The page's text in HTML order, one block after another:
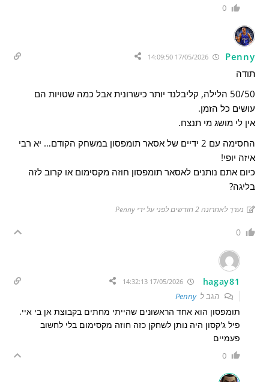
0
Penny
תודה
50/50 הלילה, קליבלנד יותר כישרונית אבל כמה שטויות הם
עושים כל הזמן.
אין לי מושג מי תנצח.
החסימה עם 2 ידיים של אסאר תומפסון במשחק הקודם… יא רבי
איזה יופי!
כיום אתם נותנים לאסאר תומפסון חוזה מקסימום או קרוב לזה
בליגה?
נערך לאחרונה 2 חודשים לפני על ידי Penny
0
hagay81
17/05/2026 14:32:13
הגב לPenny
תומפסון הוא אחד הראשונים שהייתי מחתים בקבוצת אן בי איי.
פיל ג'קסון היה נותן לשחקן כזה חוזה מקסימום בלי לחשוב
פעמיים
0